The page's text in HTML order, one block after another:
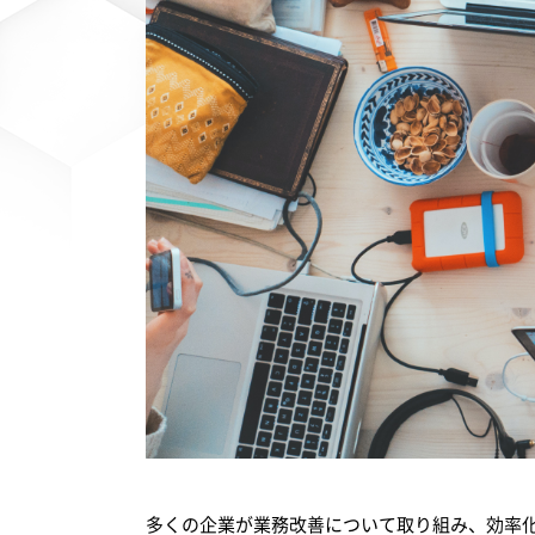
多くの企業が業務改善について取り組み、効率